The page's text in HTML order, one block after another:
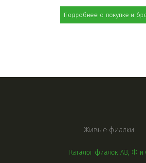
СЕРЬГИ
Подробнее о покупке и
Живые фиалки
Каталог фиалок АВ, Ф и